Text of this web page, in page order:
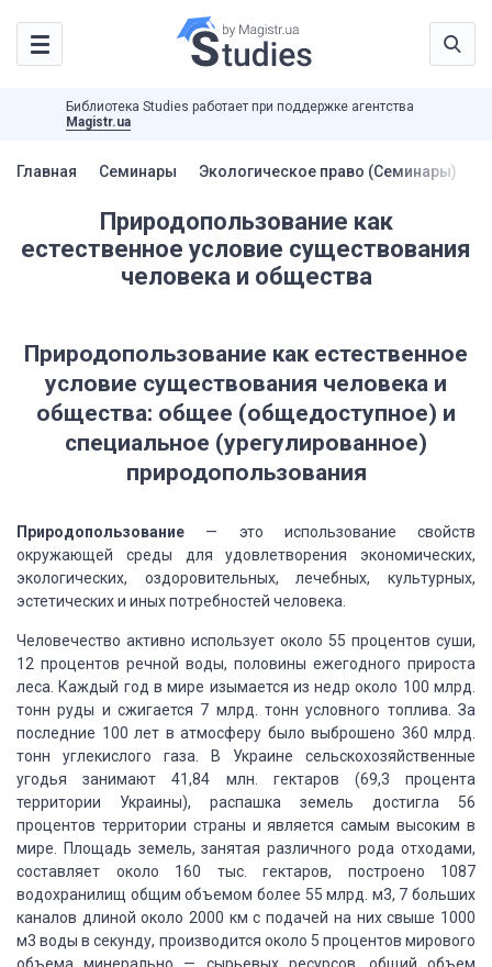
Библиотека Studies работает при поддержке агентства
Magistr.ua
Главная Семинары Экологическое право (Семинары)
Природопользование как
естественное условие существования
человека и общества
Природопользование как естественное
условие существования человека и
общества: общее (общедоступное) и
специальное (урегулированное)
природопользования
Природопользование — это использование свойств
окружающей среды для удовлетворения экономических,
экологических, оздоровительных, лечебных, культурных,
эстетических и иных потребностей человека.
Человечество активно использует около 55 процентов суши,
12 процентов речной воды, половины ежегодного прироста
леса. Каждый год в мире изымается из недр около 100 млрд.
тонн руды и сжигается 7 млрд. тонн условного топлива. За
последние 100 лет в атмосферу было выброшено 360 млрд.
тонн углекислого газа. В Украине сельскохозяйственные
угодья занимают 41,84 млн. гектаров (69,3 процента
территории Украины), распашка земель достигла 56
процентов территории страны и является самым высоким в
мире. Площадь земель, занятая различного рода отходами,
составляет около 160 тыс. гектаров, построено 1087
водохранилищ общим объемом более 55 млрд. м3, 7 больших
каналов длиной около 2000 км с подачей на них свыше 1000
м3 воды в секунду, производится около 5 процентов мирового